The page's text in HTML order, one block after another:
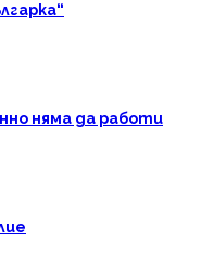
няма да работи